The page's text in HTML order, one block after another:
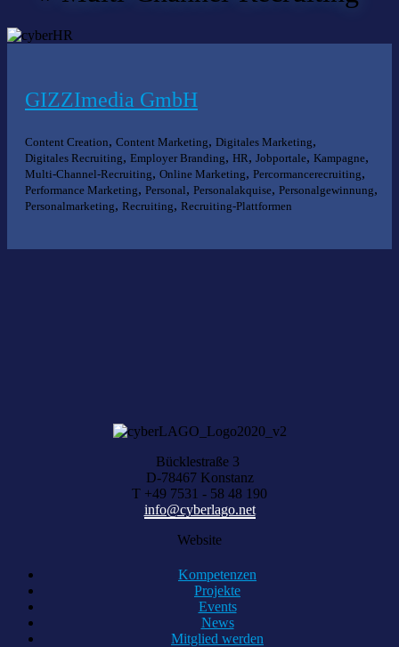
GIZZImedia GmbH
Content Creation, Content Marketing, Digitales Marketing,
Digitales Recruiting, Employer Branding, HR, Jobportale, Kampagne,
Multi-Channel-Recruiting, Online Marketing, Percormancerecruiting,
Performance Marketing, Personal, Personalakquise, Personalgewinnung,
Personalmarketing, Recruiting, Recruiting-Plattformen
Bücklestraße 3
D-78467 Konstanz
T +49 7531 - 58 48 190
info@cyberlago.net
Website
Kompetenzen
Projekte
Events
News
Mitglied werden